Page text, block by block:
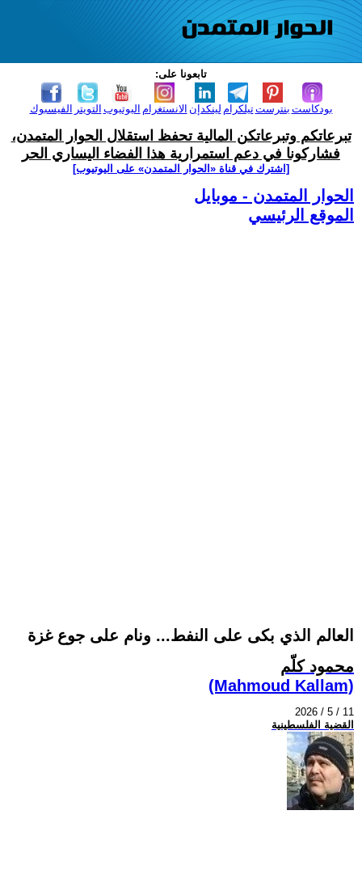
تابعونا على:
الفيسبوك التويتر اليوتيوب الانستغرام لينكدإن تيلكرامبنترست بودكاست
تبرعاتكم وتبرعاتكن المالية تحفظ استقلال الحوار المتمدن،
فشاركونا في دعم استمرارية هذا الفضاء اليساري الحر
[اشترك في قناة ‫«الحوار المتمدن» على اليوتيوب]
الحوار المتمدن - موبايل
الموقع الرئيسي
العالم الذي بكى على النفط... ونام على جوع غزة
محمود كلّم
(Mahmoud Kallam)
2026 / 5 / 11
القضية الفلسطينية